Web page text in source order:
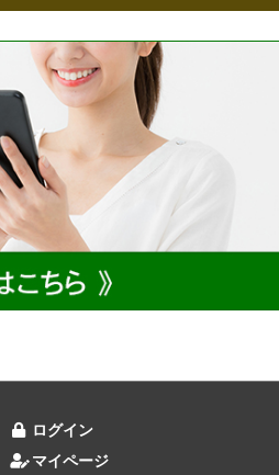
ログイン
マイページ